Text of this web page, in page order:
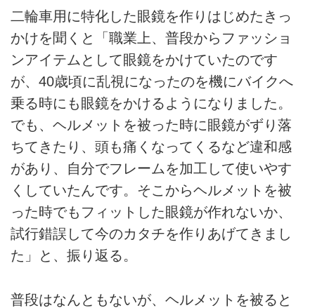
二輪車用に特化した眼鏡を作りはじめたきっ
かけを聞くと「職業上、普段からファッショ
ンアイテムとして眼鏡をかけていたのです
が、40歳頃に乱視になったのを機にバイクへ
乗る時にも眼鏡をかけるようになりました。
でも、ヘルメットを被った時に眼鏡がずり落
ちてきたり、頭も痛くなってくるなど違和感
があり、自分でフレームを加工して使いやす
くしていたんです。そこからヘルメットを被
った時でもフィットした眼鏡が作れないか、
試行錯誤して今のカタチを作りあげてきまし
た」と、振り返る。
普段はなんともないが、ヘルメットを被ると